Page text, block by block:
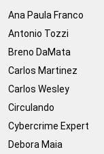
Ana Paula Franco
Antonio Tozzi
Breno DaMata
Carlos Martinez
Carlos Wesley
Circulando
Cybercrime Expert
Debora Maia